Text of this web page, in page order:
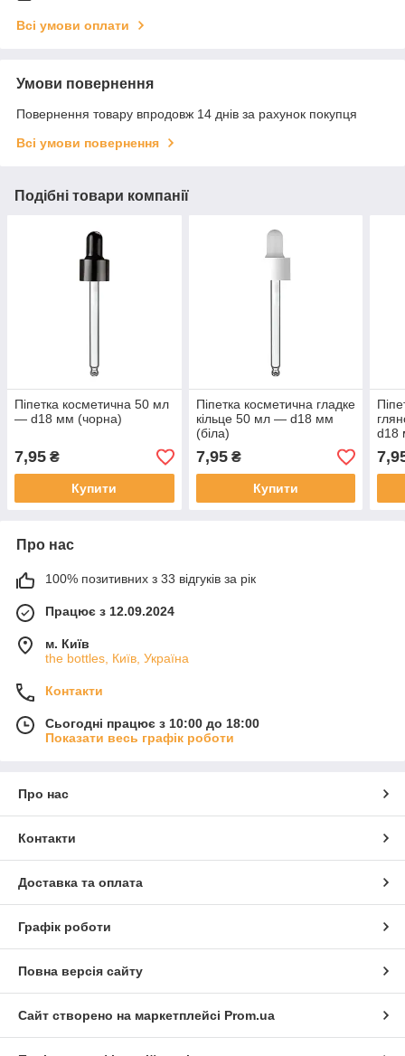
Всі умови оплати
Умови повернення
Повернення товару впродовж 14 днів за рахунок покупця
Всі умови повернення
Подібні товари компанії
Піпетка косметична 50 мл
— d18 мм (чорна)
7,95 ₴
Купити
Піпетка косметична гладке
кільце 50 мл — d18 мм
(біла)
7,95₴
Купити
d18
Про нас
100% позитивних з 33 відгуків за рік
Працює з 12.09.2024
м. Київ
the bottles, Київ, Україна
Контакти
Сьогодні працює з 10:00 до 18:00
Показати весь графік роботи
Про нас
Контакти
Доставка та оплата
Графік роботи
Повна версія сайту
Сайт створено на маркетплейсі Prom.ua